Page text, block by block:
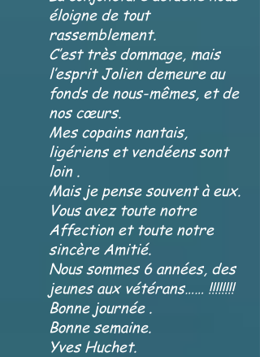
éloigne de tout
rassemblement.
C’est très dommage, mais
l’esprit Jolien demeure au
fonds de nous-mêmes, et de
nos cœurs.
Mes copains nantais,
ligériens et vendéens sont
loin .
Mais je pense souvent à eux.
Vous avez toute notre
Affection et toute notre
sincère Amitié.
Nous sommes 6 années, des
jeunes aux vétérans…… !!!!!!!!
Bonne journée .
Bonne semaine.
Yves Huchet.